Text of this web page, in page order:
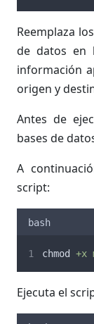
Reemplaza
de datos en
información
origen y
Antes de
bases de
A
script:
bash
chmod +x
Ejecuta el